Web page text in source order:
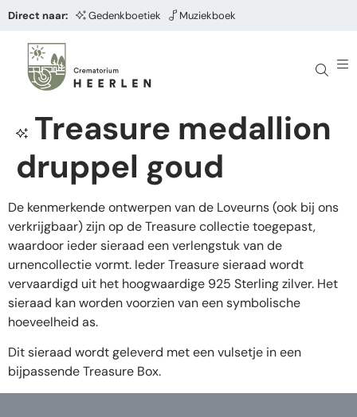
Direct naar: Gedenkboetiek Muziekboek
Treasure medallion
druppel goud
De kenmerkende ontwerpen van de Loveurns (ook bij ons
verkrijgbaar) zijn op de Treasure collectie toegepast,
waardoor ieder sieraad een verlengstuk van de
urnencollectie vormt. Ieder Treasure sieraad wordt
vervaardigd uit het hoogwaardige 925 Sterling zilver. Het
sieraad kan worden voorzien van een symbolische
hoeveelheid as.
Dit sieraad wordt geleverd met een vulsetje in een
bijpassende Treasure Box.